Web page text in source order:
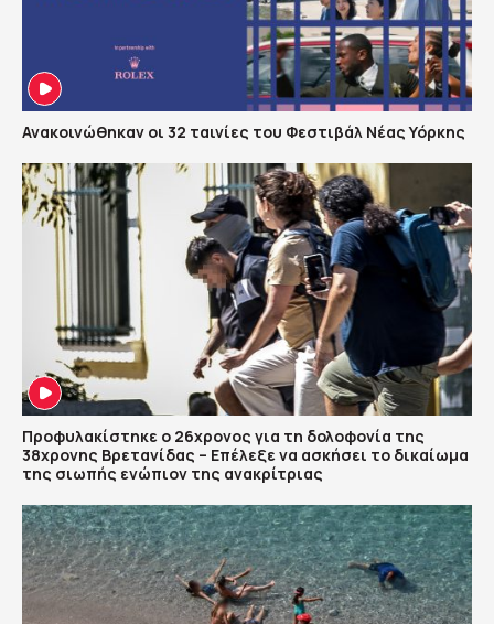
Ανακοινώθηκαν οι 32 ταινίες του Φεστιβάλ Νέας Υόρκης
Προφυλακίστηκε ο 26χρονος για τη δολοφονία της
38χρονης Βρετανίδας – Επέλεξε να ασκήσει το δικαίωμα
της σιωπής ενώπιον της ανακρίτριας